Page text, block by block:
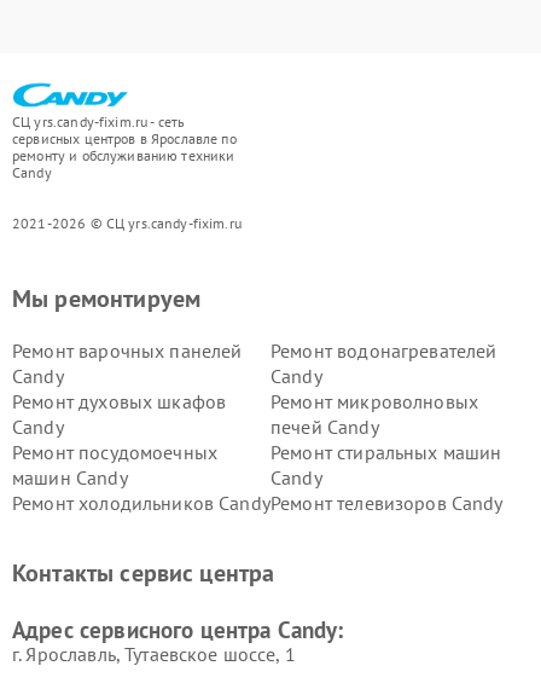
СЦ yrs.candy-fixim.ru - сеть
сервисных центров в Ярославле по
ремонту и обслуживанию техники
Candy
2021-2026 © СЦ yrs.candy-fixim.ru
Мы ремонтируем
Ремонт варочных панелей
Candy
Ремонт водонагревателей
Candy
Ремонт духовых шкафов
Candy
Ремонт микроволновых
печей Candy
Ремонт посудомоечных
машин Candy
Ремонт стиральных машин
Candy
Ремонт холодильников CandyРемонт телевизоров Candy
Контакты сервис центра
Адрес сервисного центра Candy:
г. Ярославль, Тутаевское шоссе, 1